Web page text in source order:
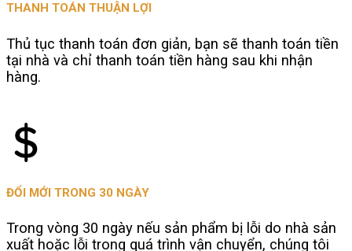
THANH TOÁN THUẬN LỢI
Thủ tục thanh toán đơn giản, bạn sẽ thanh toán tiền
tại nhà và chỉ thanh toán tiền hàng sau khi nhận
hàng.
ĐỔI MỚI TRONG 30 NGÀY
Trong vòng 30 ngày nếu sản phẩm bị lỗi do nhà sản
xuất hoặc lỗi trong quá trình vận chuyển, chúng tôi